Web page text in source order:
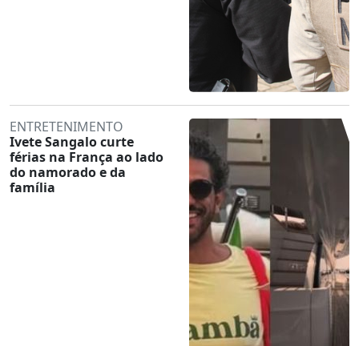
ENTRETENIMENTO
Ivete Sangalo curte
férias na França ao lado
do namorado e da
família